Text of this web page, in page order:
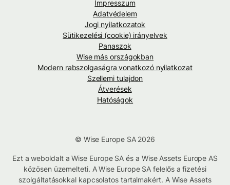
Impresszum
Adatvédelem
Jogi nyilatkozatok
Sütikezelési (cookie) irányelvek
Panaszok
Wise más országokban
Modern rabszolgaságra vonatkozó nyilatkozat
Szellemi tulajdon
Átverések
Hatóságok
© Wise Europe SA 2026
Ezt a weboldalt a Wise Europe SA és a Wise Assets Europe AS
közösen üzemelteti. A Wise Europe SA felelős a fizetési
szolgáltatásokkal kapcsolatos tartalmakért. A Wise Assets